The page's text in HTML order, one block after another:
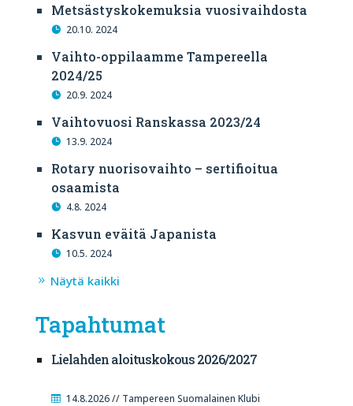
Metsästyskokemuksia vuosivaihdosta
20.10. 2024
Vaihto-oppilaamme Tampereella
2024/25
20.9. 2024
Vaihtovuosi Ranskassa 2023/24
13.9. 2024
Rotary nuorisovaihto – sertifioitua
osaamista
4.8. 2024
Kasvun eväitä Japanista
10.5. 2024
Näytä kaikki
Tapahtumat
Lielahden aloituskokous 2026/2027
14.8.2026 // Tampereen Suomalainen Klubi